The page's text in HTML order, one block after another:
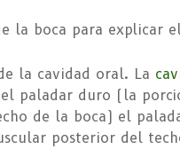
la cavidad oral. La
paladar duro (la
de la boca) el
posterior del